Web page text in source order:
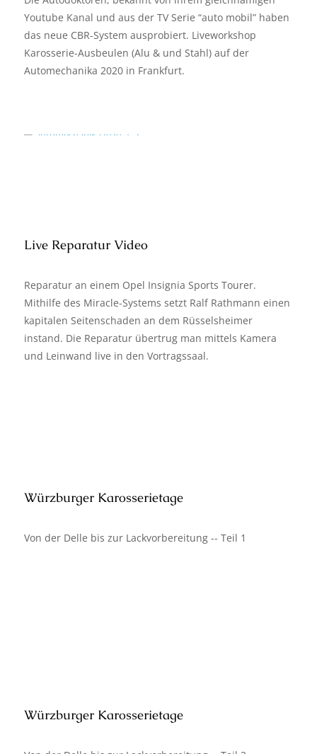
Youtube Kanal und aus der TV Serie “auto mobil” haben
das neue CBR-System ausprobiert. Liveworkshop
Karosserie-Ausbeulen (Alu & und Stahl) auf der
Automechanika 2020 in Frankfurt.
Live Reparatur Video
Reparatur an einem Opel Insignia Sports Tourer.
Mithilfe des Miracle-Systems setzt Ralf Rathmann einen
kapitalen Seitenschaden an dem Rüsselsheimer
instand. Die Reparatur übertrug man mittels Kamera
und Leinwand live in den Vortragssaal.
Würzburger Karosserietage
Von der Delle bis zur Lackvorbereitung -- Teil 1
Würzburger Karosserietage